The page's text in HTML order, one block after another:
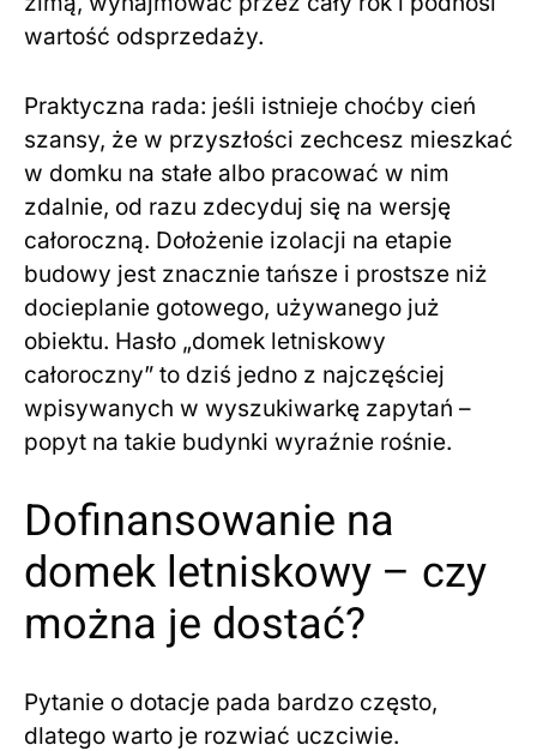
wartość odsprzedaży.
Praktyczna rada: jeśli istnieje choćby cień
szansy, że w przyszłości zechcesz mieszkać
w domku na stałe albo pracować w nim
zdalnie, od razu zdecyduj się na wersję
całoroczną. Dołożenie izolacji na etapie
budowy jest znacznie tańsze i prostsze niż
docieplanie gotowego, używanego już
obiektu. Hasło „domek letniskowy
całoroczny” to dziś jedno z najczęściej
wpisywanych w wyszukiwarkę zapytań –
popyt na takie budynki wyraźnie rośnie.
Dofinansowanie na
domek letniskowy – czy
można je dostać?
Pytanie o dotacje pada bardzo często,
dlatego warto je rozwiać uczciwie.